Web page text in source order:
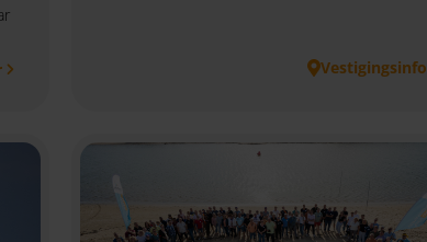
Vestigingsinfo